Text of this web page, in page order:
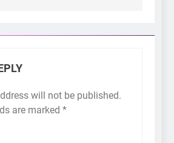
will not be published.
are marked *